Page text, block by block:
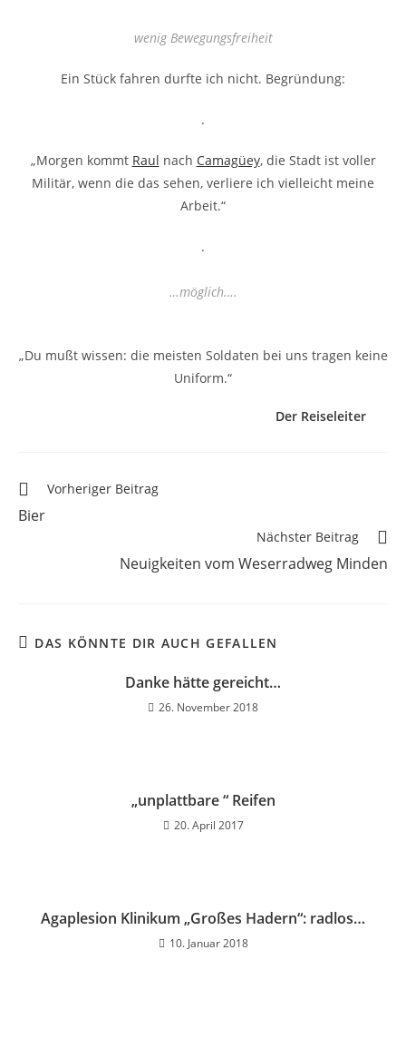
wenig Bewegungsfreiheit
Ein Stück fahren durfte ich nicht. Begründung:
.
„Morgen kommt Raul nach Camagüey, die Stadt ist voller
Militär, wenn die das sehen, verliere ich vielleicht meine
Arbeit.“
.
…möglich….
„Du mußt wissen: die meisten Soldaten bei uns tragen keine
Uniform.“
Der Reiseleiter
Vorheriger Beitrag
Bier
Nächster Beitrag
Neuigkeiten vom Weserradweg Minden
DAS KÖNNTE DIR AUCH GEFALLEN
Danke hätte gereicht…
26. November 2018
„unplattbare “ Reifen
20. April 2017
Agaplesion Klinikum „Großes Hadern“: radlos…
10. Januar 2018